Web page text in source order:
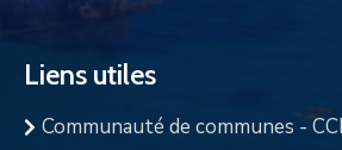
Liens utiles
Communauté de communes -